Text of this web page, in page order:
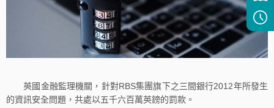
英國金融監理機關，針對RBS集團旗下之三間銀行2012年所發生
的資訊安全問題，共處以五千六百萬英鎊的罰款。